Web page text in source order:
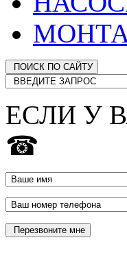
ЕСЛИ У
☎